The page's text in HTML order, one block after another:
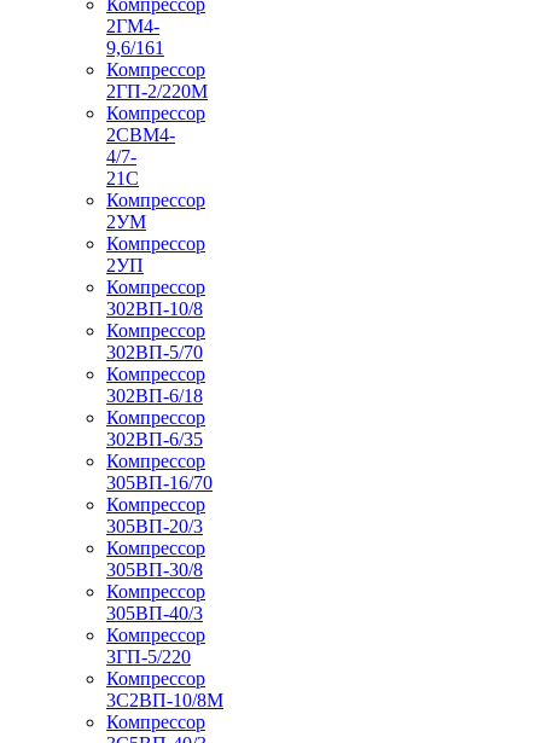
Компрессор
2ГМ4-
9,6/161
Компрессор
2ГП-2/220М
Компрессор
2СВМ4-
4/7-
21С
Компрессор
2УМ
Компрессор
2УП
Компрессор
302ВП-10/8
Компрессор
302ВП-5/70
Компрессор
302ВП-6/18
Компрессор
302ВП-6/35
Компрессор
305ВП-16/70
Компрессор
305ВП-20/3
Компрессор
305ВП-30/8
Компрессор
305ВП-40/3
Компрессор
3ГП-5/220
Компрессор
3С2ВП-10/8М
Компрессор